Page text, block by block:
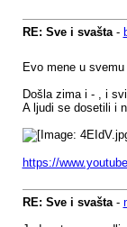
RE: Sve i svašta-
Evo mene u
Došla zima i - , i
A ljudi se dosetili i
https://
RE: Sve i svašta-